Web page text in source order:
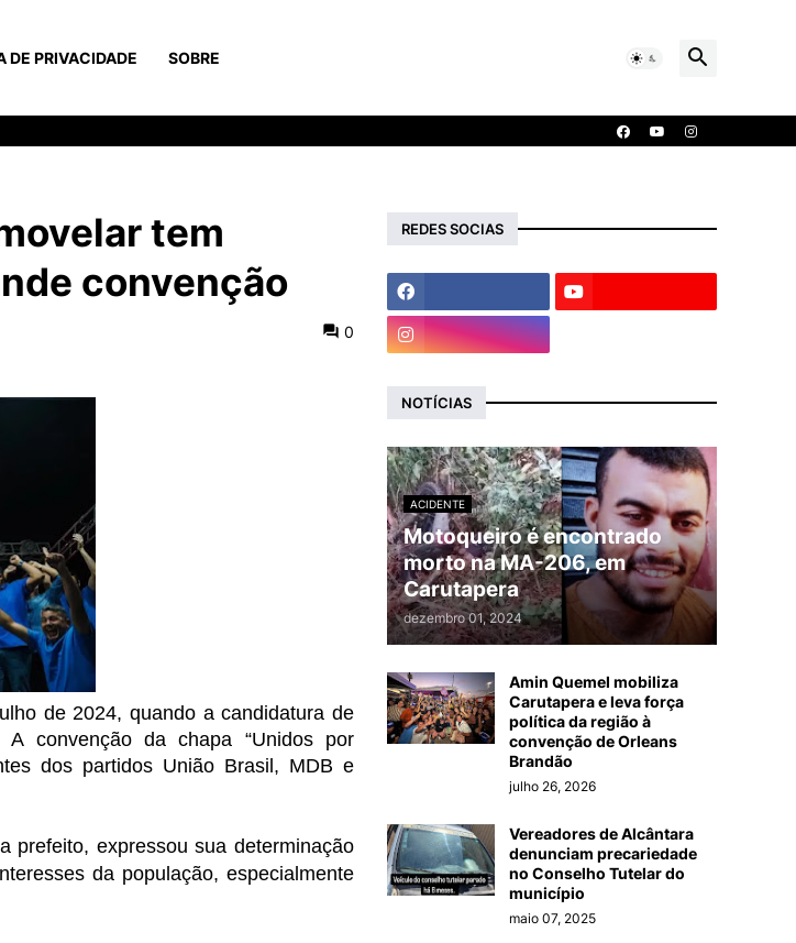
DE PRIVACIDADE SOBRE
tem
convenção
0
de 2024, quando a candidatura de
convenção da chapa “Unidos por
dos partidos União Brasil, MDB e
prefeito, expressou sua determinação
da população, especialmente
REDES SOCIAS
NOTÍCIAS
ACIDENTE
Motoqueiro é encontrado
morto na MA-206, em
Carutapera
dezembro 01, 2024
Amin Quemel mobiliza
Carutapera e leva força
política da região à
convenção de Orleans
Brandão
julho 26, 2026
Vereadores de Alcântara
denunciam precariedade
no Conselho Tutelar do
município
maio 07, 2025